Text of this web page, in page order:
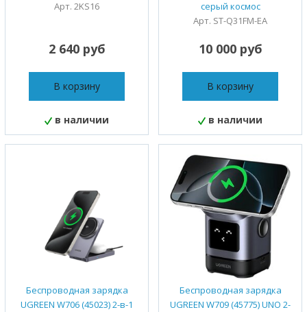
Арт. 2KS16
2 640 руб
В корзину
в наличии
серый космос
Арт. ST-Q31FM-EA
10 000 руб
В корзину
в наличии
Беспроводная зарядка
UGREEN W706 (45023) 2-в-1
Беспроводная зарядка
UGREEN W709 (45775) UNO 2-